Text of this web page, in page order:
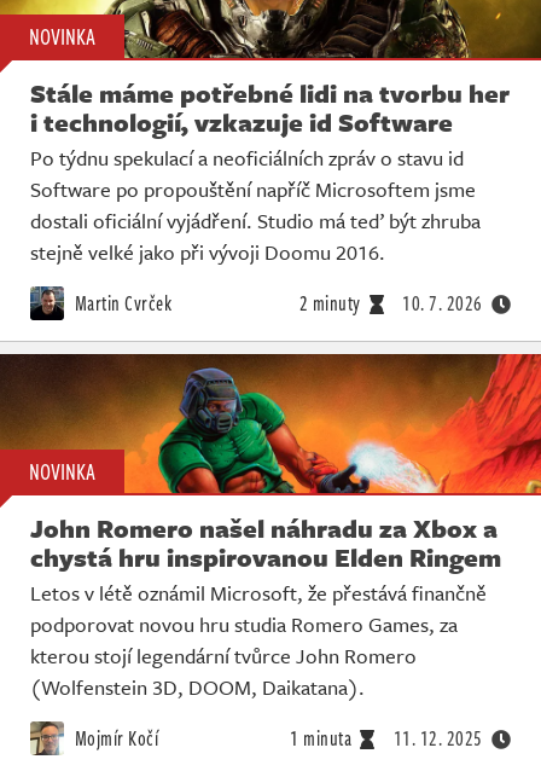
NOVINKA
Stále máme potřebné lidi na tvorbu her
i technologií, vzkazuje id Software
Po týdnu spekulací a neoficiálních zpráv o stavu id
Software po propouštění napříč Microsoftem jsme
dostali oficiální vyjádření. Studio má teď být zhruba
stejně velké jako při vývoji Doomu 2016.
Martin Cvrček 2 minuty 10. 7. 2026
NOVINKA
John Romero našel náhradu za Xbox a
chystá hru inspirovanou Elden Ringem
Letos v létě oznámil Microsoft, že přestává finančně
podporovat novou hru studia Romero Games, za
kterou stojí legendární tvůrce John Romero
(Wolfenstein 3D, DOOM, Daikatana).
Mojmír Kočí 1 minuta 11. 12. 2025